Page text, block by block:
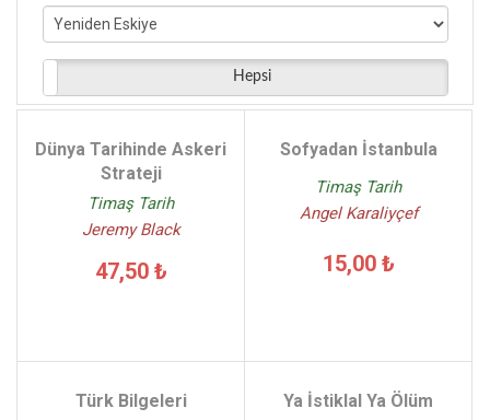
Taha Niyazi Karaca - (2)
Edward J. Erickson - (2)
Ahmet Şimşirğil - (2)
Hepsi
Dünya Tarihinde Askeri
Strateji
Timaş Tarih
Jeremy Black
47,50 ₺
Sofyadan İstanbula
Timaş Tarih
Angel Karaliyçef
15,00 ₺
Türk Bilgeleri Ya İstiklal Ya Ölüm